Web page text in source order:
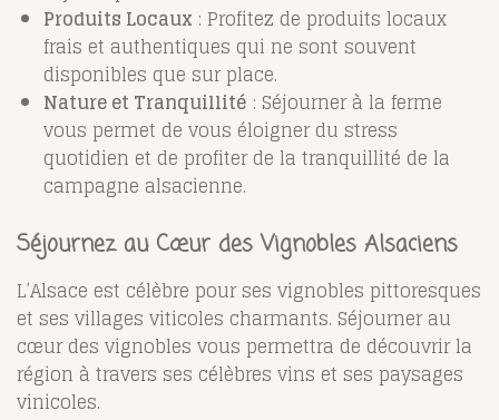
Produits Locaux : Profitez de produits locaux
frais et authentiques qui ne sont souvent
disponibles que sur place.
Nature et Tranquillité : Séjourner à la ferme
vous permet de vous éloigner du stress
quotidien et de profiter de la tranquillité de la
campagne alsacienne.
Séjournez au Cœur des Vignobles Alsaciens
L’Alsace est célèbre pour ses vignobles pittoresques
et ses villages viticoles charmants. Séjourner au
cœur des vignobles vous permettra de découvrir la
région à travers ses célèbres vins et ses paysages
vinicoles.